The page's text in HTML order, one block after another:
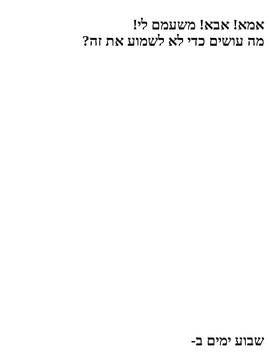
אמא! אבא! משעמם לי!
מה עושים כדי לא לשמוע את זה?
שבוע ימים ב-